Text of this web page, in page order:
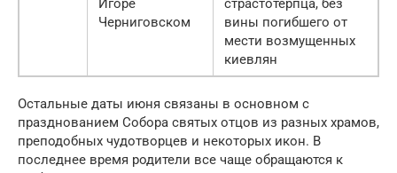
Игоре
Черниговском
страстотерпца, без
вины погибшего от
мести возмущенных
киевлян
Остальные даты июня связаны в основном с
празднованием Собора святых отцов из разных храмов,
преподобных чудотворцев и некоторых икон. В
последнее время родители все чаще обращаются к